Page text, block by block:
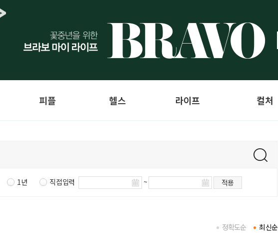
피플 헬스 라이프 컬처
1년 직접입력 ~ 적용
최신순
정확도순